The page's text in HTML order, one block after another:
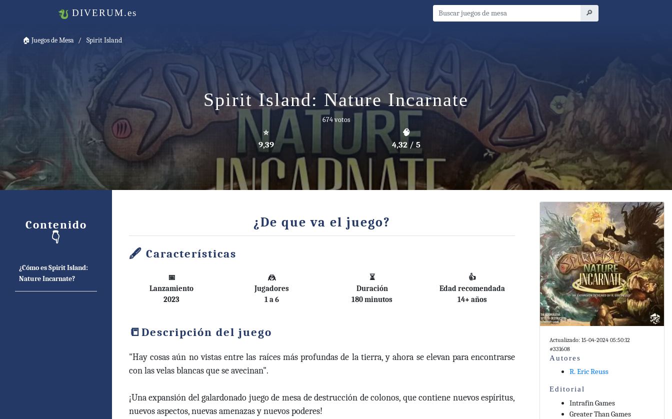
DIVERUM.es 🔎
🏠 Juegos de Mesa Spirit Island
Spirit Island: Nature Incarnate
674 votos
⭐
9,39
🧠
4,32 / 5
Contenido
👇
¿Cómo es Spirit Island:
Nature Incarnate?
¿De que va el juego?
Características
📅
Lanzamiento
2023
🤼
Jugadores
1 a 6
⏳
Duración
180 minutos
👍
Edad recomendada
14+ años
Descripción del juego
"Hay cosas aún no vistas entre las raíces más profundas de la tierra, y ahora se elevan para encontrarse
con las velas blancas que se avecinan".
¡Una expansión del galardonado juego de mesa de destrucción de colonos, que contiene nuevos espíritus,
nuevos aspectos, nuevas amenazas y nuevos poderes!
Actualizado: 15-04-2024 05:50:12
#331608
Autores
R. Eric Reuss
Editorial
Intrafin Games
Greater Than Games